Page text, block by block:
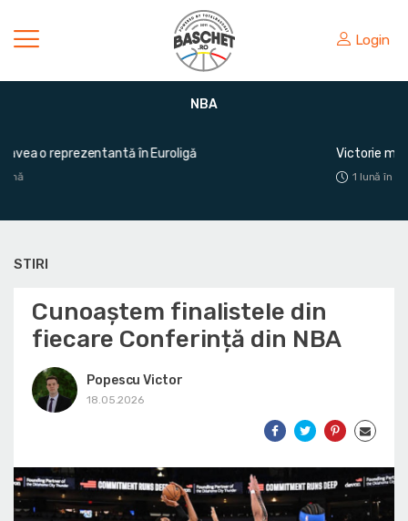
Login
NBA
Victorie mare pentru România în fața Greciei
STIRI
Cunoaștem finalistele din
fiecare Conferință din NBA
Popescu Victor
18.05.2026